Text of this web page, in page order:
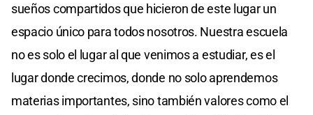
sueños compartidos que hicieron de este lugar un
espacio único para todos nosotros. Nuestra escuela
no es solo el lugar al que venimos a estudiar, es el
lugar donde crecimos, donde no solo aprendemos
materias importantes, sino también valores como el